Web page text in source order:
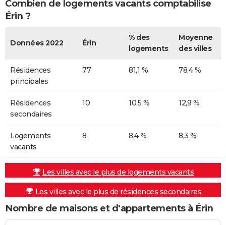
Combien de logements vacants comptabilise
Érin ?
Données 2022 Érin
% des
logements
Moyenne
des villes
Résidences
principales
77 81,1 % 78,4 %
Résidences
secondaires
10 10,5 % 12,9 %
Logements
vacants
8 8,4 % 8,3 %
Les villes avec le plus de logements vacants
Les villes avec le plus de résidences secondaires
Nombre de maisons et d'appartements à Érin